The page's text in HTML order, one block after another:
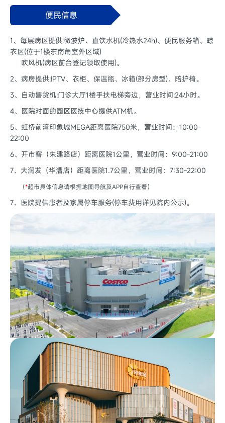
便民信息
1、每层病区提供:微波炉、直饮水机(冷热水24h)、便民服务箱、晾
衣区(位于1楼东南角室外区域)
吹风机(病区前台登记领取使用)。
2、病房提供:IPTV、衣柜、保温瓶、冰箱(部分房型)、陪护椅。
3、自动售货机:门诊大厅1楼手扶电梯旁边，营业时间:24小时。
4、医院对面的园区医技中心提供ATM机。
5、虹桥前湾印象城MEGA距离医院750米，营业时间：10:00-
22:00
6、开市客（朱建路店）距离医院1公里，营业时间：9:00-21:00
7、大润发（华漕店）距离医院1.7公里，营业时间：7:30-22:00
（*超市具体信息请根据地图导航及APP自行查看）
7、医院提供患者及家属停车服务(停车费用详见院内公示)。